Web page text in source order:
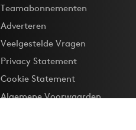
Teamabonnementen
Adverteren
Veelgestelde Vragen
Privacy Statement
Cookie Statement
Algemene Voorwaarden